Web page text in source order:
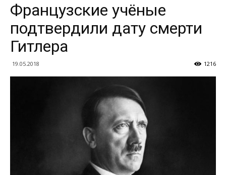
Французские учёные
подтвердили дату смерти
Гитлера
19.05.2018 1216